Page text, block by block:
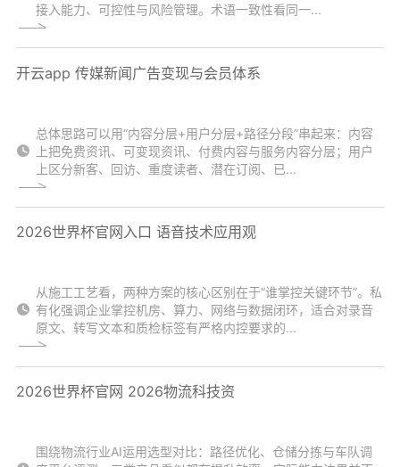
接入能力、可控性与风险管理。术语一致性看同一...
开云app 传媒新闻广告变现与会员体系
总体思路可以用“内容分层+用户分层+路径分段”串起来：内容
上把免费资讯、可变现资讯、付费内容与服务内容分层；用户
上区分新客、回访、重度读者、潜在订阅、已...
2026世界杯官网入口 语音技术应用观
从施工工艺看，两种方案的核心区别在于“谁掌控关键环节”。私
有化强调企业掌控机房、算力、网络与数据闭环，适合对录音
原文、转写文本和质检标签有严格内控要求的...
2026世界杯官网 2026物流科技资
围绕物流行业AI运用选型对比：路径优化、仓储分拣与车队调